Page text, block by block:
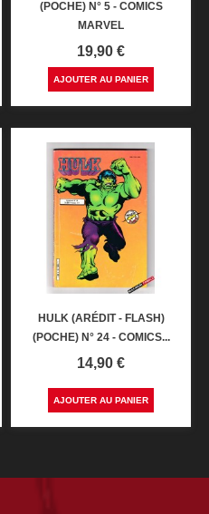
(POCHE) N° 5 - COMICS
MARVEL
Prix
19,90 €
AJOUTER AU PANIER
HULK (ARÉDIT - FLASH)
(POCHE) N° 24 - COMICS...
Prix
14,90 €
AJOUTER AU PANIER